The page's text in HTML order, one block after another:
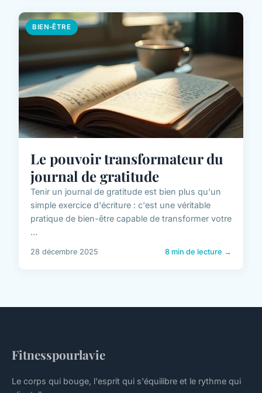
BIEN-ÊTRE
Le pouvoir transformateur du
journal de gratitude
Tenir un journal de gratitude est bien plus qu'un
simple exercice d'écriture : c'est une véritable
pratique de bien-être capable de transformer votre
...
28 décembre 2025 8 min de lecture →
Fitnesspourlavie
Le corps qui bouge, l'esprit qui s'équilibre et le rythme qui